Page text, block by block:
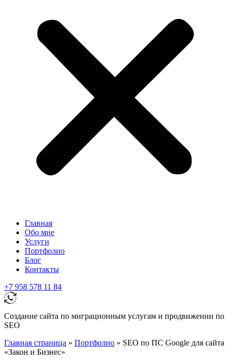
Главная
Обо мне
Услуги
Портфолио
Блог
Контакты
+7 958 578 11 84
Создание сайта по миграционным услугам и продвижении по
SEO
Главная страница » Портфолио » SEO по ПС Google для сайта
«Закон и Бизнес»